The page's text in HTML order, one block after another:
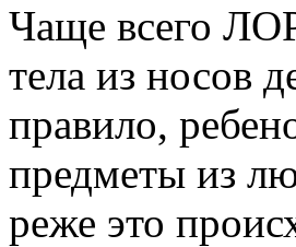
Чаще всего
тела из носов
правило,
предметы из
реже это